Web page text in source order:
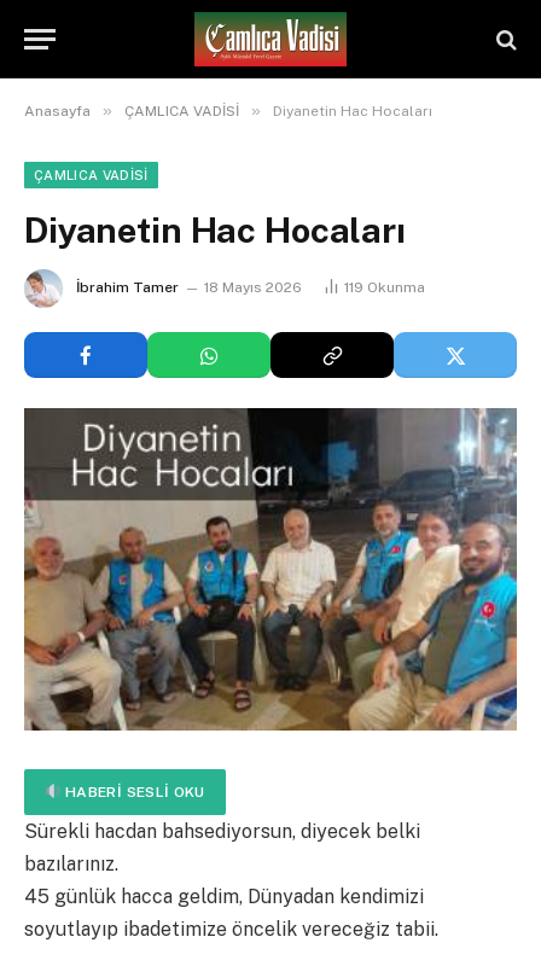
Anasayfa » ÇAMLICA VADİSİ » Diyanetin Hac Hocaları
ÇAMLICA VADİSİ
Diyanetin Hac Hocaları
İbrahim Tamer 18 Mayıs 2026 119 Okunma
HABERI SESLI OKU
Sürekli hacdan bahsediyorsun, diyecek belki
bazılarınız.
45 günlük hacca geldim, Dünyadan kendimizi
soyutlayıp ibadetimize öncelik vereceğiz tabii.